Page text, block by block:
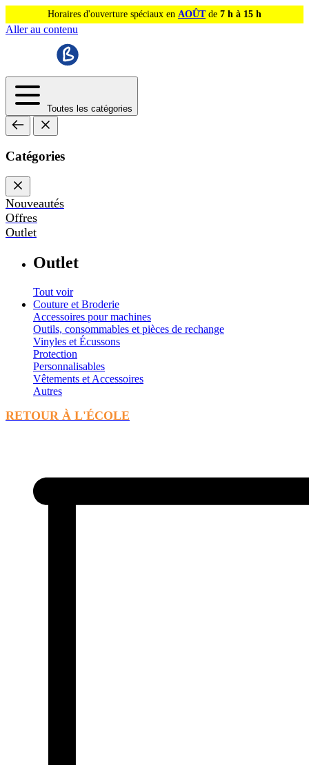
Horaires d'ouverture spéciaux en AOÛTde 7 h à 15 h
Aller au contenu
Toutes les catégories
Catégories
Nouveautés
Offres
Outlet
Outlet
Tout voir
Couture et Broderie
Accessoires pour machines
Outils, consommables et pièces de rechange
Vinyles et Écussons
Protection
Personnalisables
Vêtements et Accessoires
Autres
RETOUR À L'ÉCOLE